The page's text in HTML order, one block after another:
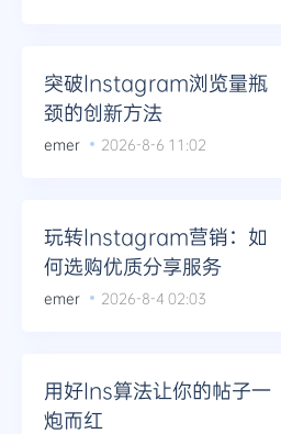
突破Instagram浏览量瓶
颈的创新方法
emer 2026-8-6 11:02
玩转Instagram营销：如
何选购优质分享服务
emer 2026-8-4 02:03
用好Ins算法让你的帖子一
炮而红